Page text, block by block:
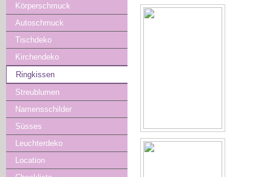
Körperschmuck
Autoschmuck
Tischdeko
Kirchendeko
Ringkissen
Streublumen
Namensschilder
Süsses
Leuchterdeko
Location